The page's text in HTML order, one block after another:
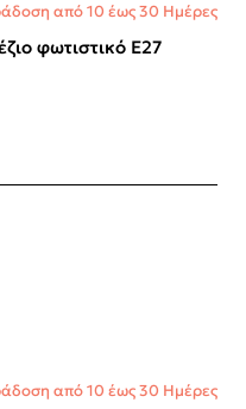
από 10 έως 30 Ημέρες
φωτιστικό Ε27
από 10 έως 30 Ημέρες